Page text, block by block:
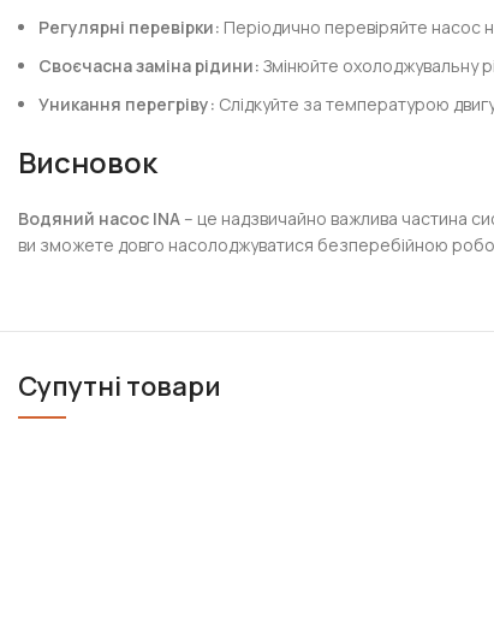
Регулярні перевірки: Періодично перевіряйте насос на
Своєчасна заміна рідини: Змінюйте охолоджувальну
Уникання перегріву: Слідкуйте за температурою
Висновок
Водяний насос INA – це надзвичайно важлива частина
ви зможете довго насолоджуватися безперебійною
Супутні товари